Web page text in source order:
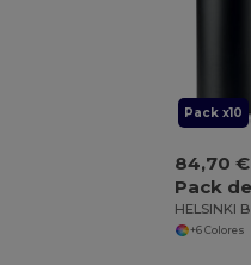
Pack x10
84,70 €
+6 Colores